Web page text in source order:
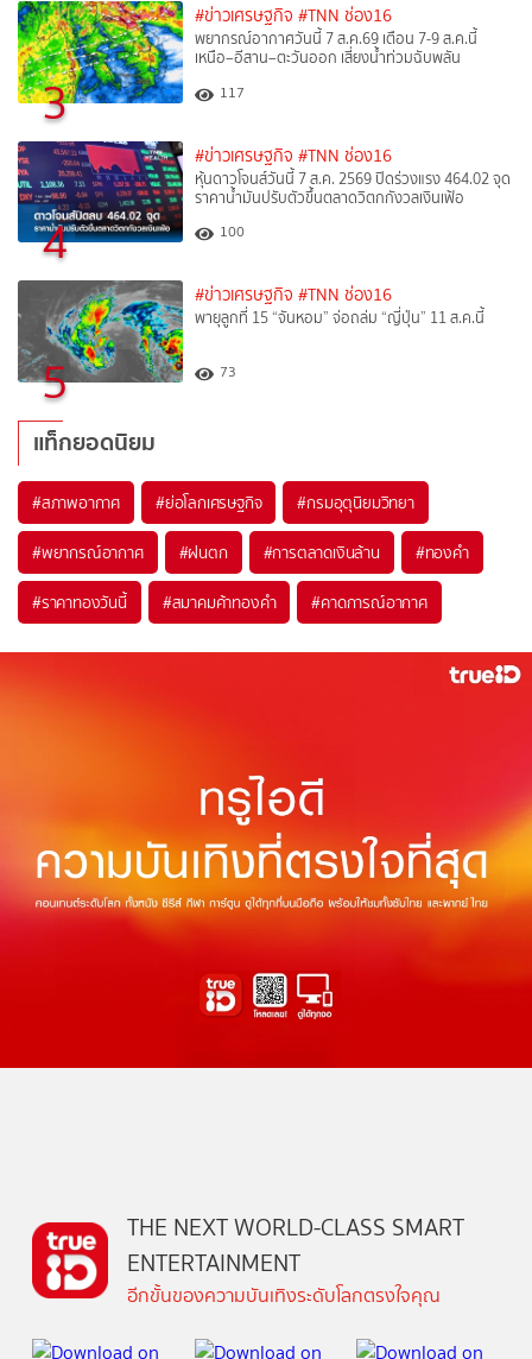
3
#ข่าวเศรษฐกิจ #TNN ช่อง16
พยากรณ์อากาศวันนี้ 7 ส.ค.69 เตือน 7-9 ส.ค.นี้
เหนือ–อีสาน–ตะวันออก เสี่ยงน้ำท่วมฉับพลัน
117
4
#ข่าวเศรษฐกิจ #TNN ช่อง16
หุ้นดาวโจนส์วันนี้ 7 ส.ค. 2569 ปิดร่วงแรง 464.02 จุด
ราคาน้ำมันปรับตัวขึ้นตลาดวิตกกังวลเงินเฟ้อ
100
5
#ข่าวเศรษฐกิจ #TNN ช่อง16
พายุลูกที่ 15 “จันหอม” จ่อถล่ม “ญี่ปุ่น” 11 ส.ค.นี้
73
แท็กยอดนิยม
#สภาพอากาศ #ย่อโลกเศรษฐกิจ #กรมอุตุนิยมวิทยา
#พยากรณ์อากาศ #ฝนตก #การตลาดเงินล้าน #ทองคำ
#ราคาทองวันนี้ #สมาคมค้าทองคำ #คาดการณ์อากาศ
THE NEXT WORLD-CLASS SMART
ENTERTAINMENT
อีกขั้นของความบันเทิงระดับโลกตรงใจคุณ